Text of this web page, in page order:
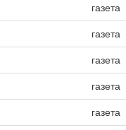
газета
газета
газета
газета
газета